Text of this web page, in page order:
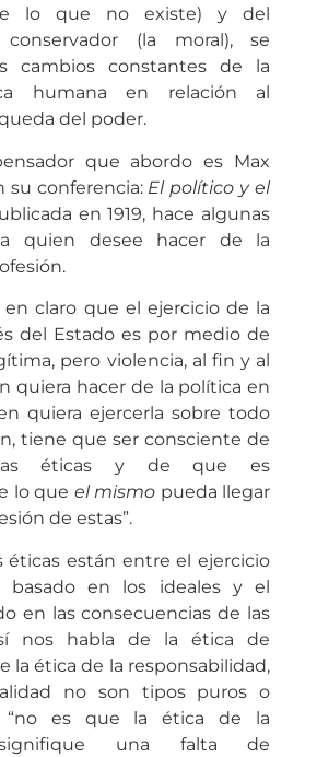
lo que no existe) y del
conservador (la moral), se
cambios constantes de la
humana en relación al
del poder.
que abordo es Max
su conferencia: El político y el
en 1919, hace algunas
a quien desee hacer de la
claro que el ejercicio de la
del Estado es por medio de
pero violencia, al fin y al
quiera hacer de la política en
quiera ejercerla sobre todo
tiene que ser consciente de
éticas y de que es
lo que el mismo pueda llegar
de estas”.
éticas están entre el ejercicio
basado en los ideales y el
en las consecuencias de las
nos habla de la ética de
la ética de la responsabilidad,
no son tipos puros o
“no es que la ética de la
signifique una falta de